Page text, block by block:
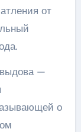
от
—
о